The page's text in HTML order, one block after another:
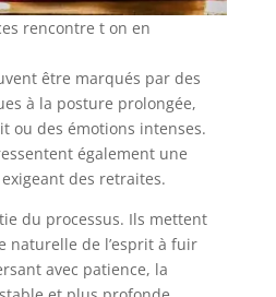
rencontre t on en
être marqués par des
à la posture prolongée,
ou des émotions intenses.
également une
des retraites.
du processus. Ils mettent
naturelle de l’esprit à fuir
avec patience, la